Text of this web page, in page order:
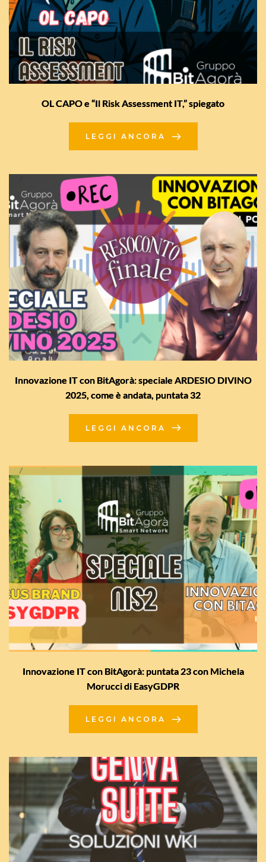
OL CAPO e “Il Risk Assessment IT,” spiegato
LEGGI ANCORA
Innovazione IT con BitAgorà: speciale ARDESIO DIVINO
2025, come è andata, puntata 32
LEGGI ANCORA
Innovazione IT con BitAgorà: puntata 23 con Michela
Morucci di EasyGDPR
LEGGI ANCORA